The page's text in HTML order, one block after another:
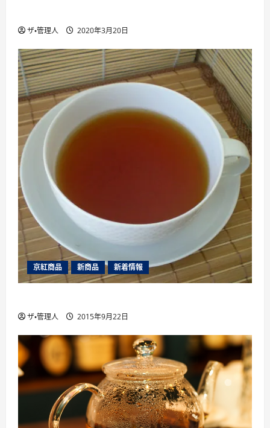
ザ・管理人 2020年3月20日
京紅商品 新商品 新着情報
ザ・管理人 2015年9月22日